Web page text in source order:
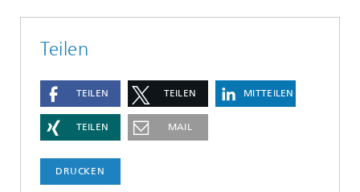
Teilen
TEILEN TEILEN MITTEILEN
TEILEN MAIL
DRUCKEN